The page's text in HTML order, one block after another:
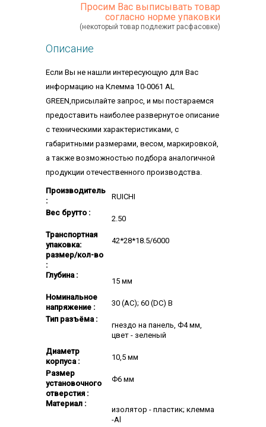
Просим Вас выписывать товар
согласно норме упаковки
(некоторый товар подлежит расфасовке)
Описание
Если Вы не нашли интересующую для Вас
информацию на Клемма 10-0061 AL
GREEN,присылайте запрос, и мы постараемся
предоставить наиболее развернутое описание
с техническими характеристиками, с
габаритными размерами, весом, маркировкой,
а также возможностью подбора аналогичной
продукции отечественного производства.
Производитель
:
RUICHI
Вес брутто :
2.50
Транспортная
упаковка:
размер/кол-во
:
42*28*18.5/6000
Глубина :
15 мм
Номинальное
напряжение :
30 (AC); 60 (DC) В
Тип разъёма :
гнездо на панель, Ф4 мм,
цвет - зеленый
Диаметр
корпуса :
10,5 мм
Размер
установочного
отверстия :
Ф6 мм
Материал :
изолятор - пластик; клемма
-Al